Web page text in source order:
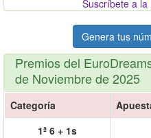
Suscríbete a
Genera tus
Premios del
de Noviembre de 2025
Categoría
1ª 6 + 1s